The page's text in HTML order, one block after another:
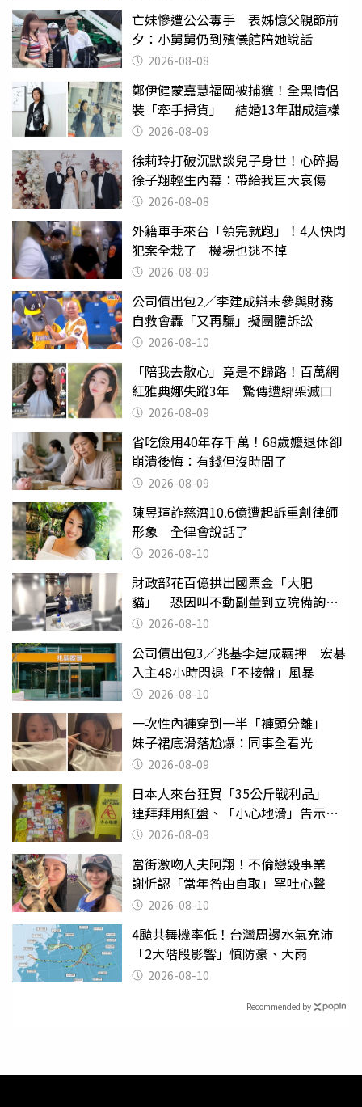
亡妹慘遭公公毒手 表姊憶父親節前
夕：小舅舅仍到殯儀館陪她說話
2026-08-08
鄭伊健蒙嘉慧福岡被捕獲！全黑情侶
裝「牽手掃貨」 結婚13年甜成這樣
2026-08-09
徐莉玲打破沉默談兒子身世！心碎揭
徐子翔輕生內幕：帶給我巨大哀傷
2026-08-08
外籍車手來台「領完就跑」！4人快閃
犯案全栽了 機場也逃不掉
2026-08-09
公司債出包2／李建成辯未參與財務
自救會轟「又再騙」擬團體訴訟
2026-08-10
「陪我去散心」竟是不歸路！百萬網
紅雅典娜失蹤3年 驚傳遭綁架滅口
2026-08-09
省吃儉用40年存千萬！68歲嬤退休卻
崩潰後悔：有錢但沒時間了
2026-08-09
陳昱瑄詐慈濟10.6億遭起訴重創律師
形象 全律會說話了
2026-08-10
財政部花百億拱出國票金「大肥
貓」 恐因叫不動副董到立院備詢惹
議 2026-08-10
公司債出包3／兆基李建成羈押 宏碁
入主48小時閃退「不接盤」風暴
2026-08-10
一次性內褲穿到一半「褲頭分離」
妹子裙底滑落尬爆：同事全看光
2026-08-09
日本人來台狂買「35公斤戰利品」
連拜拜用紅盤、「小心地滑」告示牌
也帶回家
2026-08-09
當街激吻人夫阿翔！不倫戀毀事業
謝忻認「當年咎由自取」罕吐心聲
2026-08-10
4颱共舞機率低！台灣周邊水氣充沛
「2大階段影響」慎防豪、大雨
2026-08-10
Recommended by